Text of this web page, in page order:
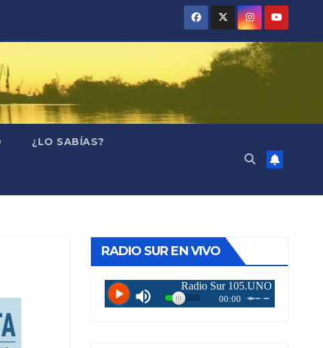
¿LO SABÍAS?
RADIO SUR EN VIVO